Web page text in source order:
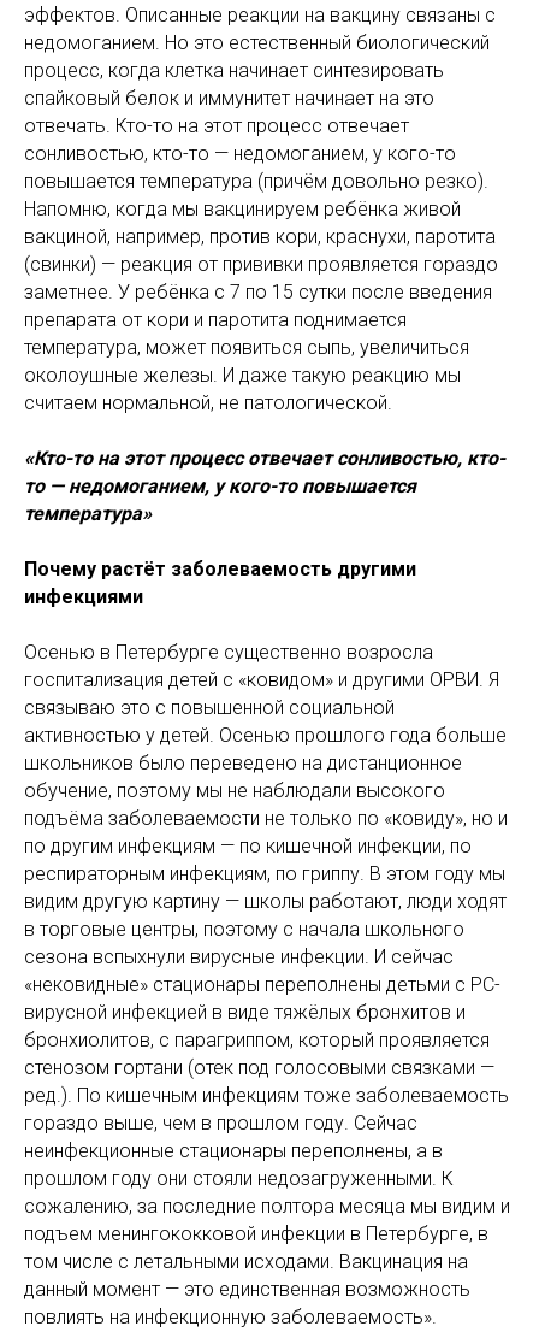
эффектов. Описанные реакции на вакцину связаны с
недомоганием. Но это естественный биологический
процесс, когда клетка начинает синтезировать
спайковый белок и иммунитет начинает на это
отвечать. Кто-то на этот процесс отвечает
сонливостью, кто-то — недомоганием, у кого-то
повышается температура (причём довольно резко).
Напомню, когда мы вакцинируем ребёнка живой
вакциной, например, против кори, краснухи, паротита
(свинки) — реакция от прививки проявляется гораздо
заметнее. У ребёнка с 7 по 15 сутки после введения
препарата от кори и паротита поднимается
температура, может появиться сыпь, увеличиться
околоушные железы. И даже такую реакцию мы
считаем нормальной, не патологической.
«Кто-то на этот процесс отвечает сонливостью, кто-
то — недомоганием, у кого-то повышается
температура»
Почему растёт заболеваемость другими
инфекциями
Осенью в Петербурге существенно возросла
госпитализация детей с «ковидом» и другими ОРВИ. Я
связываю это с повышенной социальной
активностью у детей. Осенью прошлого года больше
школьников было переведено на дистанционное
обучение, поэтому мы не наблюдали высокого
подъёма заболеваемости не только по «ковиду», но и
по другим инфекциям — по кишечной инфекции, по
респираторным инфекциям, по гриппу. В этом году мы
видим другую картину — школы работают, люди ходят
в торговые центры, поэтому с начала школьного
сезона вспыхнули вирусные инфекции. И сейчас
«нековидные» стационары переполнены детьми с РС-
вирусной инфекцией в виде тяжёлых бронхитов и
бронхиолитов, с парагриппом, который проявляется
стенозом гортани (отек под голосовыми связками —
ред.). По кишечным инфекциям тоже заболеваемость
гораздо выше, чем в прошлом году. Сейчас
неинфекционные стационары переполнены, а в
прошлом году они стояли недозагруженными. К
сожалению, за последние полтора месяца мы видим и
подъем менингококковой инфекции в Петербурге, в
том числе с летальными исходами. Вакцинация на
данный момент — это единственная возможность
повлиять на инфекционную заболеваемость».